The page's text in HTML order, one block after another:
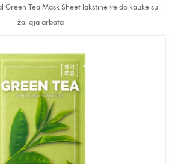
Green Tea Mask Sheet lakštinė veido kaukė su
žaliąja arbata